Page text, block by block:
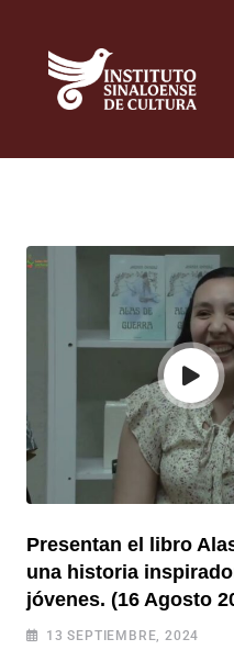
Presentan el libro
una historia
jóvenes. (16 Agosto
13 SEPTIEMBRE, 2024